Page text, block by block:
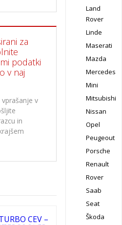
za
podatki
v naj
v
in
Land
Rover
Linde
Maserati
Mazda
Mercedes
Mini
Mitsubishi
Nissan
Opel
Peugeout
Porsche
Renault
Rover
Saab
Seat
Škoda